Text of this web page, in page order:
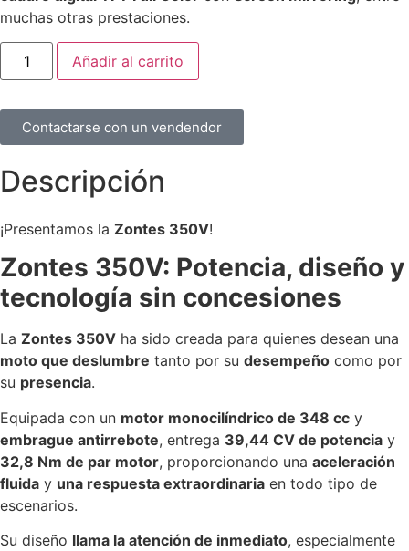
muchas otras prestaciones.
Añadir al carrito
Contactarse con un vendendor
Descripción
¡Presentamos la Zontes 350V!
Zontes 350V: Potencia, diseño y
tecnología sin concesiones
La Zontes 350V ha sido creada para quienes desean una
moto que deslumbre tanto por su desempeño como por
su presencia.
Equipada con un motor monocilíndrico de 348 cc y
embrague antirrebote, entrega 39,44 CV de potencia y
32,8 Nm de par motor, proporcionando una aceleración
fluida y una respuesta extraordinaria en todo tipo de
escenarios.
Su diseño llama la atención de inmediato, especialmente